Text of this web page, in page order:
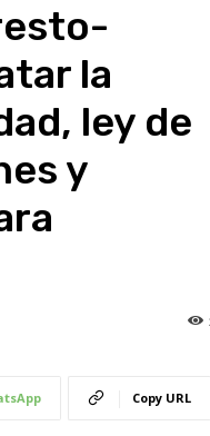
la
ley de
y
Copy URL